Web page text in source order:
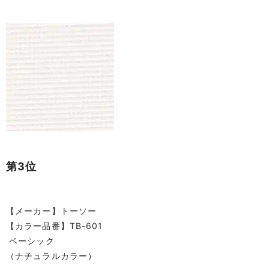
第3位
【メーカー】トーソー
【カラー品番】TB-601
ベーシック
（ナチュラルカラー）